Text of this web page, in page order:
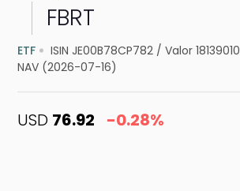
FBRT
ETF ISIN JE00B78CP782 /Valor 18139010
NAV (2026-07-16)
USD 76.92 -0.28%